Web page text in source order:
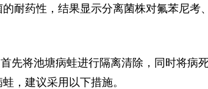
耐药性，结果显示分离菌株对氟苯尼考
先将池塘病蛙进行隔离清除，同时将病
，建议采用以下措施。